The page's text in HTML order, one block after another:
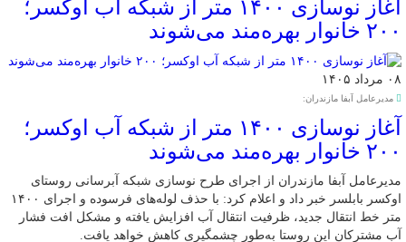
آغاز نوسازی ۱۴۰۰ متر از شبکه آب اوکسر؛
۲۰۰ خانوار بهره‌مند می‌شوند
۰۸ مرداد ۱۴۰۵
مدیرعامل آبفا مازندران:
آغاز نوسازی ۱۴۰۰ متر از شبکه آب اوکسر؛
۲۰۰ خانوار بهره‌مند می‌شوند
مدیرعامل آبفا مازندران از اجرای طرح نوسازی شبکه آبرسانی روستای
اوکسر بابلسر خبر داد و اعلام کرد: با حذف لوله‌های فرسوده و اجرای ۱۴۰۰
متر خط انتقال جدید، ظرفیت انتقال آب افزایش یافته و مشکل افت فشار
آب مشترکان این روستا به‌طور چشمگیری کاهش خواهد یافت.